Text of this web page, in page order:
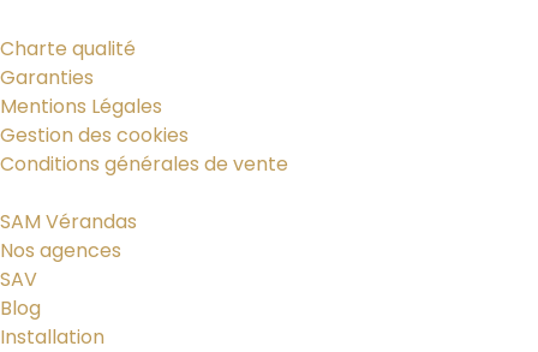
Charte qualité
Garanties
Mentions Légales
Gestion des cookies
Conditions générales de vente
SAM Vérandas
Nos agences
SAV
Blog
Installation